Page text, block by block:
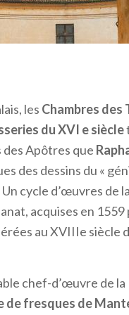
transformé son
siècles de
en une seule
auPalais
dunoyau
le plus ancien
étage et uni à la
l’on peut encore
très grand local
les Chambres des
du XVI e siècle
Apôtres que
des dessins du «
cycle d’œuvres de
acquises en 1559
au XVIIIe siècle
chef-d’œuvre de la
de fresques de